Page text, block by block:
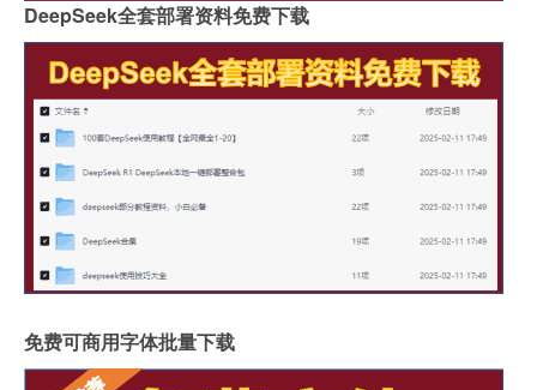
DeepSeek全套部署资料免费下载
免费可商用字体批量下载